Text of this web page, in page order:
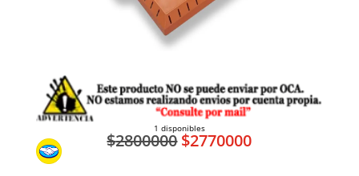
$2800000 El
$2770000El
1 disponibles